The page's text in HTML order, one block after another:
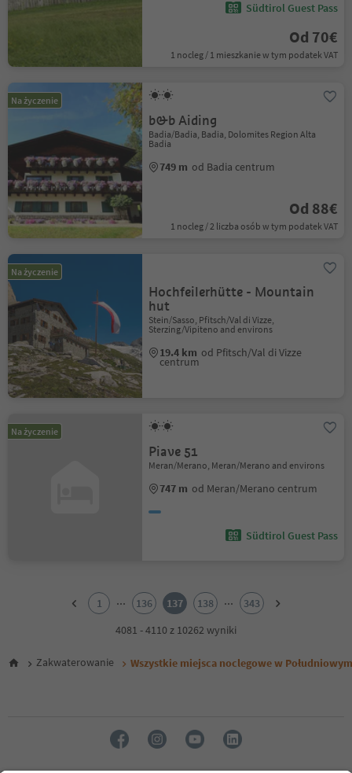
Südtirol Guest Pass
Od 70€
1 nocleg / 1 mieszkanie w tym podatek VAT
Na życzenie
b&b Aiding
Badia/Badia, Badia, Dolomites Region Alta
Badia
749 m od Badia centrum
Od 88€
1 nocleg / 2 liczba osób w tym podatek VAT
Na życzenie
Hochfeilerhütte - Mountain
hut
Stein/Sasso, Pfitsch/Val di Vizze,
Sterzing/Vipiteno and environs
19.4 km od Pfitsch/Val di Vizze
centrum
Na życzenie
Piave 51
Meran/Merano, Meran/Merano and environs
747 m od Meran/Merano centrum
Südtirol Guest Pass
6
13
1 ... 136 137 138 ...
343
4081 - 4110 z 10262 wyniki
Zakwaterowanie Wszystkie miejsca noclegowe w